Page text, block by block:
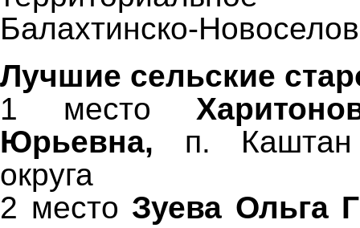
Балахтинско-
Лучшие сельские
1 место
Юрьевна, п. Каштан
округа
2 место Зуева Ольга